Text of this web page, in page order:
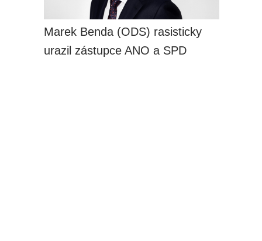
Marek Benda (ODS) rasisticky
urazil zástupce ANO a SPD